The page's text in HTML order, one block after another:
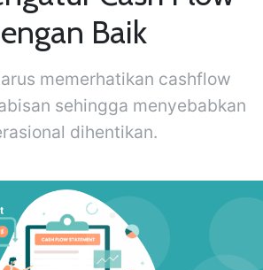
Baik
memerhatikan cashflow
sehingga menyebabkan
dihentikan.